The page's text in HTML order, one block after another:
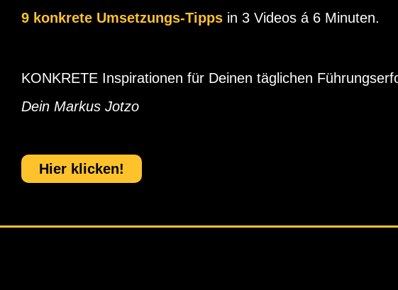
9 konkrete Umsetzungs-Tipps in 3 Videos á 6 Minuten.
KONKRETE Inspirationen für Deinen täglichen
Dein Markus Jotzo
Hier klicken!